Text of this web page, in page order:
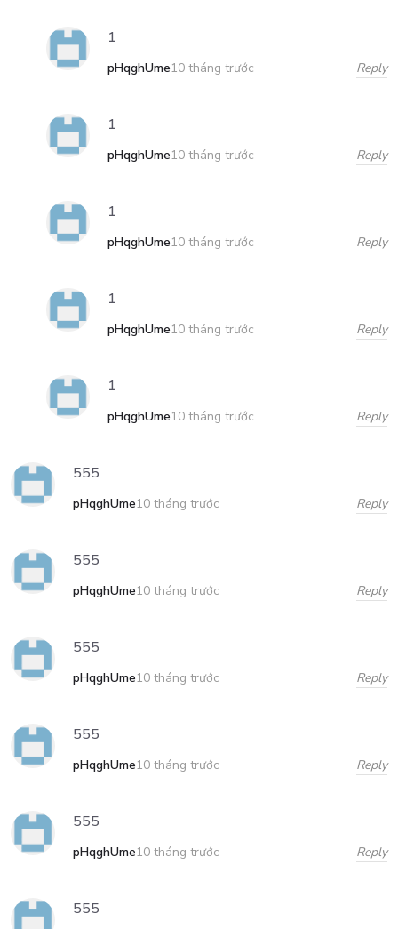
1
pHqghUme10 tháng trước Reply
1
pHqghUme10 tháng trước Reply
1
pHqghUme10 tháng trước Reply
1
pHqghUme10 tháng trước Reply
1
pHqghUme10 tháng trước Reply
555
pHqghUme10 tháng trước Reply
555
pHqghUme10 tháng trước Reply
555
pHqghUme10 tháng trước Reply
555
pHqghUme10 tháng trước Reply
555
pHqghUme10 tháng trước Reply
555